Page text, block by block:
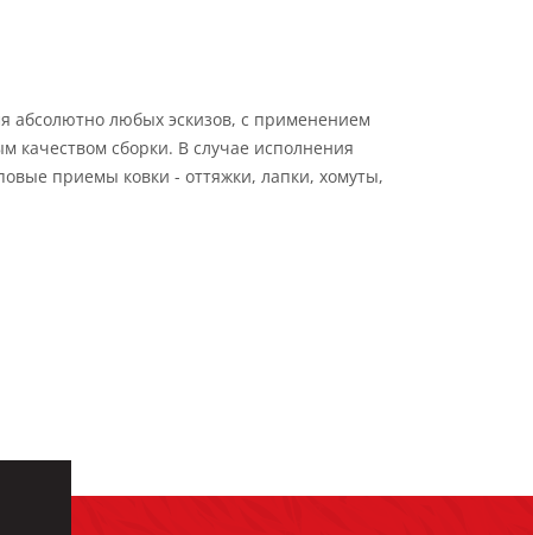
абсолютно любых эскизов, с применением
сборки. В случае исполнения
приемы ковки - оттяжки, лапки, хомуты,